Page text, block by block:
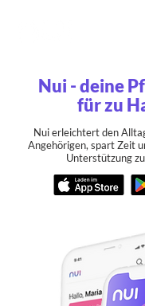
Nui - deine
für zu
Nui erleichtert den
Angehörigen, spart Zeit
Unterstützung